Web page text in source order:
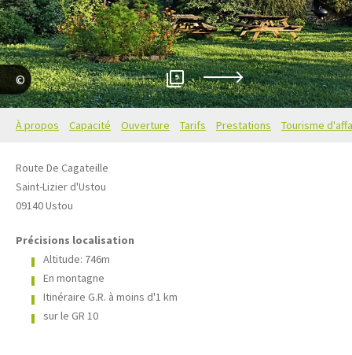
zoher 9
À propos Capacité Ouverture Tarifs Prestations Tourisme
Route De Cagateille
Saint-Lizier d'Ustou
09140Ustou
Précisions localisation
Altitude: 746m
En montagne
Itinéraire G.R. à moins d'1 km
sur le GR 10